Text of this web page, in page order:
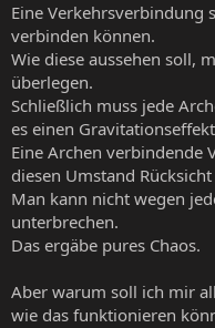
Eine Verkehrsverbindung
verbinden können.
Wie diese aussehen soll,
überlegen.
Schließlich muss jede
es einen
Eine Archen verbindende
diesen Umstand
Man kann nicht wegen
unterbrechen.
Das ergäbe pures Chaos.
Aber warum soll ich mir
wie das funktionieren